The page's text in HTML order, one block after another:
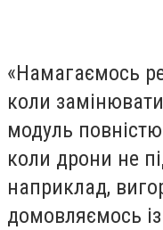
«Намагаємось
коли
модуль
коли дрони не
наприклад,
домовляємось